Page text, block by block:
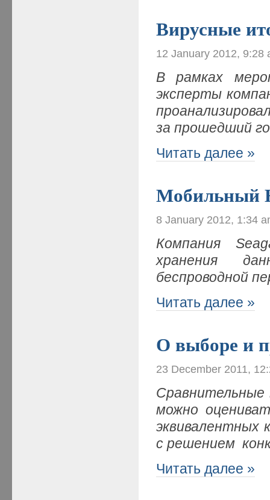
Вирусные
12 January 2012, 9:28
В рамках
эксперты
за прошедший
Читать далее »
Мобильный
8 January 2012, 1:34
Компания
хранения
беспроводной
Читать далее »
О выборе и
23 December 2011,
можно
эквивалентных
с решением
Читать далее »